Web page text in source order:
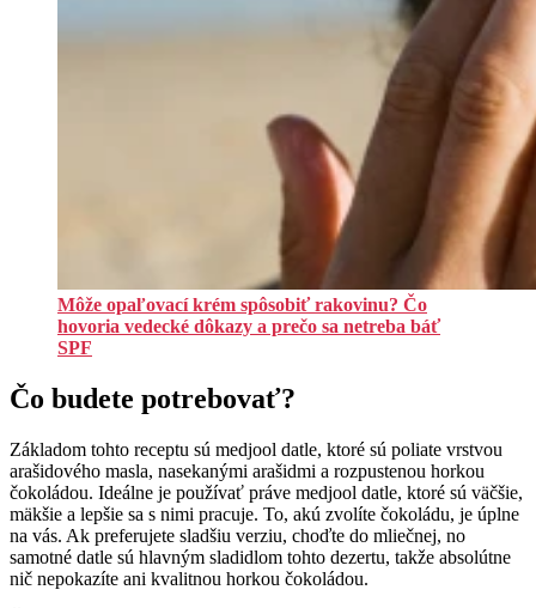
Môže opaľovací krém spôsobiť rakovinu? Čo
hovoria vedecké dôkazy a prečo sa netreba báť
SPF
Čo budete potrebovať?
Základom tohto receptu sú medjool datle, ktoré sú poliate vrstvou
arašidového masla, nasekanými arašidmi a rozpustenou horkou
čokoládou. Ideálne je používať práve medjool datle, ktoré sú väčšie,
mäkšie a lepšie sa s nimi pracuje. To, akú zvolíte čokoládu, je úplne
na vás. Ak preferujete sladšiu verziu, choďte do mliečnej, no
samotné datle sú hlavným sladidlom tohto dezertu, takže absolútne
nič nepokazíte ani kvalitnou horkou čokoládou.